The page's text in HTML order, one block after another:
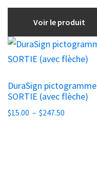
$2.25
à
$10.50
Voir le produit
choisies
sur
la
du
produit
DuraSign pictogramme
SORTIE (avec flèche)
$15.00 – $247.50
Ce
produit
plusieurs
variations.
Les